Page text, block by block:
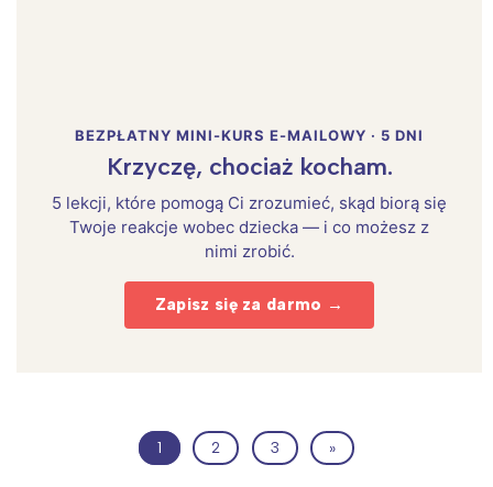
BEZPŁATNY MINI-KURS E-MAILOWY · 5 DNI
Krzyczę, chociaż kocham.
5 lekcji, które pomogą Ci zrozumieć, skąd biorą się
Twoje reakcje wobec dziecka — i co możesz z
nimi zrobić.
Zapisz się za darmo →
1 2 3 »